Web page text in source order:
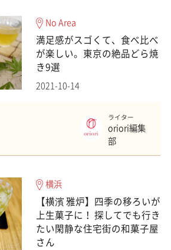
No Area
満足感がスゴくて、食べ比べ
が楽しい。東京の絶品どら焼
き9選
2021-10-14
ライター
oriori編集
部
横浜
【横濱 雅炉】四季の移ろいが
上生菓子に！ 探してでも行き
たい閑静な住宅街の和菓子屋
さん